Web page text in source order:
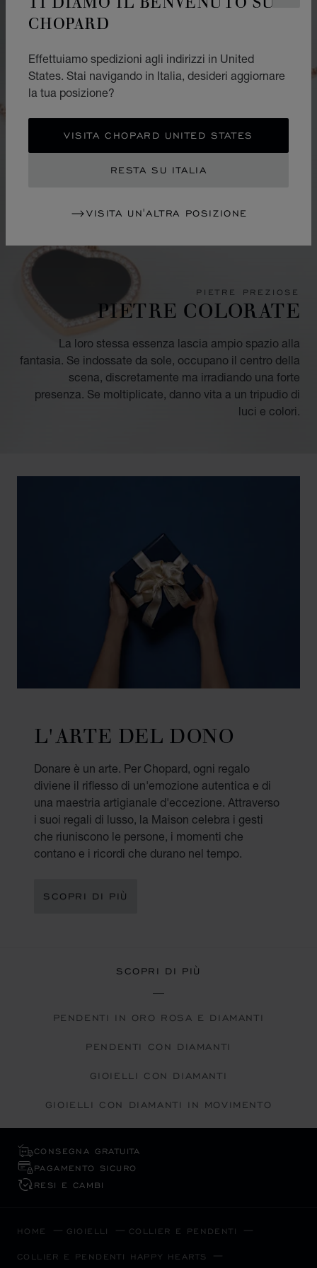
CHOPARD
Effettuiamo spedizioni agli indirizzi in United
States. Stai navigando in Italia, desideri aggiornare
la tua posizione?
VISITA CHOPARD UNITED STATES
RESTA SU ITALIA
VISITA UN'ALTRA POSIZIONE
PIETRE PREZIOSE
PIETRE COLORATE
La loro stessa essenza lascia ampio spazio alla
fantasia. Se indossate da sole, occupano il centro della
scena, discretamente ma irradiando una forte
presenza. Se moltiplicate, danno vita a un tripudio di
luci e colori.
L'ARTE DEL DONO
Donare è un arte. Per Chopard, ogni regalo
diviene il riflesso di un'emozione autentica e di
una maestria artigianale d'eccezione. Attraverso
i suoi regali di lusso, la Maison celebra i gesti
che riuniscono le persone, i momenti che
contano e i ricordi che durano nel tempo.
SCOPRI DI PIÙ
SCOPRI DI PIÙ
PENDENTI IN ORO ROSA E DIAMANTI
PENDENTI CON DIAMANTI
GIOIELLI CON DIAMANTI
GIOIELLI CON DIAMANTI IN MOVIMENTO
CONSEGNA GRATUITA
PAGAMENTO SICURO
RESI E CAMBI
HOME GIOIELLI COLLIER E PENDENTI
COLLIER E PENDENTI HAPPY HEARTS